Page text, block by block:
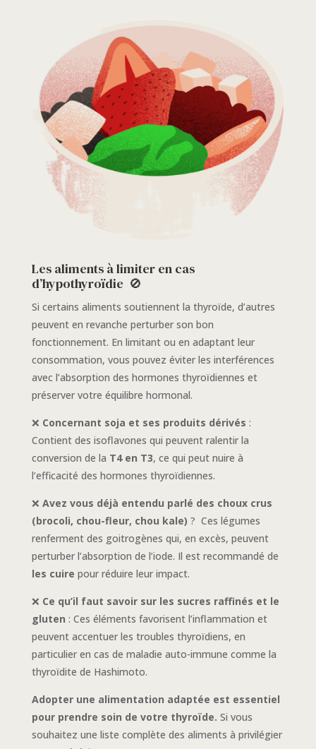
Les aliments à limiter en cas
d’hypothyroïdie 🚫
Si certains aliments soutiennent la thyroïde, d’autres
peuvent en revanche perturber son bon
fonctionnement. En limitant ou en adaptant leur
consommation, vous pouvez éviter les interférences
avec l’absorption des hormones thyroïdiennes et
préserver votre équilibre hormonal.
❌ Concernant soja et ses produits dérivés :
Contient des isoflavones qui peuvent ralentir la
conversion de la T4 en T3, ce qui peut nuire à
l’efficacité des hormones thyroïdiennes.
❌ Avez vous déjà entendu parlé des choux crus
(brocoli, chou-fleur, chou kale) ? Ces légumes
renferment des goitrogènes qui, en excès, peuvent
perturber l’absorption de l’iode. Il est recommandé de
les cuire pour réduire leur impact.
❌ Ce qu’il faut savoir sur les sucres raffinés et le
gluten : Ces éléments favorisent l’inflammation et
peuvent accentuer les troubles thyroïdiens, en
particulier en cas de maladie auto-immune comme la
thyroïdite de Hashimoto.
Adopter une alimentation adaptée est essentiel
pour prendre soin de votre thyroïde. Si vous
souhaitez une liste complète des aliments à privilégier